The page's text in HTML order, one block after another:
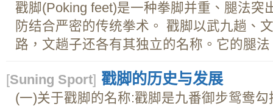
戳脚(Poking feet)是一种拳脚并重、腿法突
防结合严密的传统拳术。 戳脚以武九趟、
路，文趟子还各有其独立的名称。它的腿
[Suning Sport] 戳脚的历史与发展
(一)关于戳脚的名称:戳脚是九番御步鸳鸯